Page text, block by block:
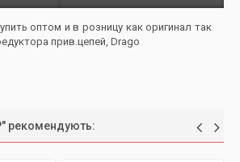
оптом и в розницу как оригинал так
прив.цепей, Drago
рекомендують: